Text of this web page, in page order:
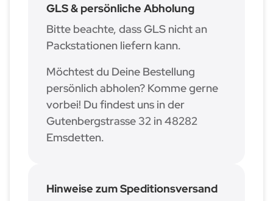
GLS & persönliche Abholung
Bitte beachte, dass GLS nicht an
Packstationen liefern kann.
Möchtest du Deine Bestellung
persönlich abholen? Komme gerne
vorbei! Du findest uns in der
Gutenbergstrasse 32 in 48282
Emsdetten.
Hinweise zum Speditionsversand